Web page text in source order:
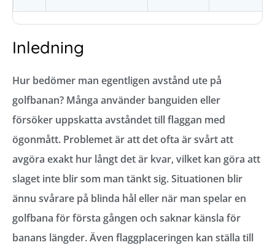
Inledning
Hur bedömer man egentligen avstånd ute på
golfbanan? Många använder banguiden eller
försöker uppskatta avståndet till flaggan med
ögonmått. Problemet är att det ofta är svårt att
avgöra exakt hur långt det är kvar, vilket kan göra att
slaget inte blir som man tänkt sig. Situationen blir
ännu svårare på blinda hål eller när man spelar en
golfbana för första gången och saknar känsla för
banans längder. Även flaggplaceringen kan ställa till